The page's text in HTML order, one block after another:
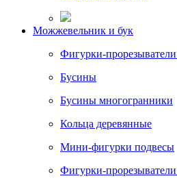
Можжевельник и бук
Фигурки-прорезыватели
Бусины
Бусины многогранники
Кольца деревянные
Мини-фигурки подвесы
Фигурки-